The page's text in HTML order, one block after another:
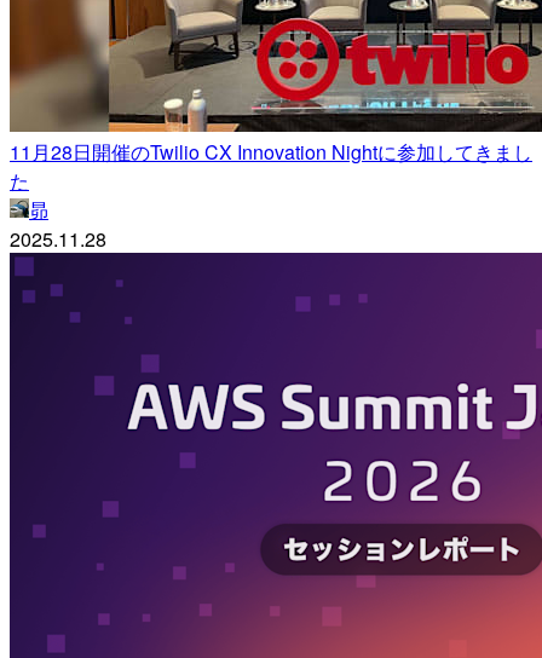
11月28日開催のTwilio CX Innovation Nightに参加してきまし
た
昴
2025.11.28